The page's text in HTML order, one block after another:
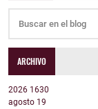
ARCHIVO
2026 1630
agosto 19